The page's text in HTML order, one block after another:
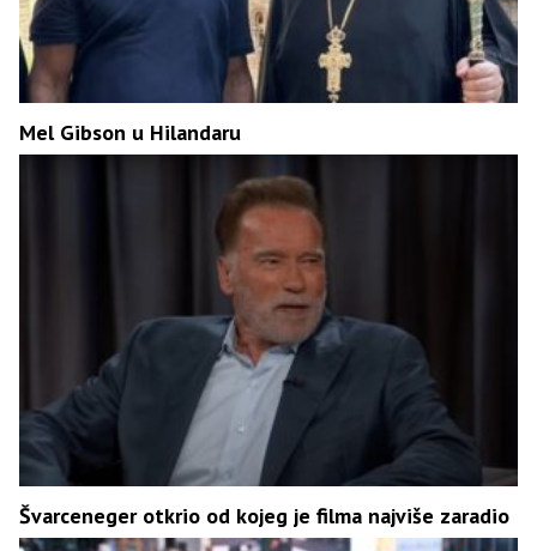
Mel Gibson u Hilandaru
Švarceneger otkrio od kojeg je filma najviše zaradio